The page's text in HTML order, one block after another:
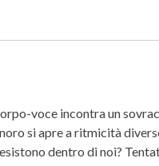
voce incontra un
si apre a ritmicità
dentro di noi?